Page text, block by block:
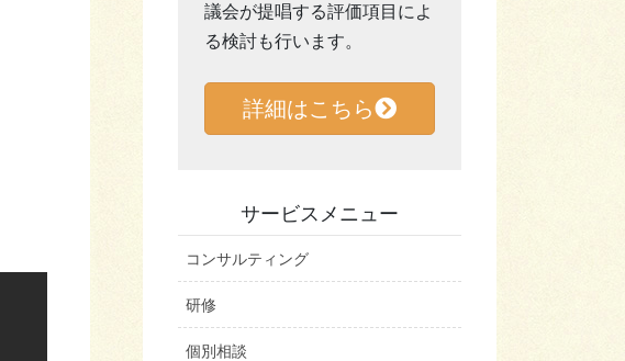
議会が提唱する評価項目によ
る検討も行います。
詳細はこちら
サービスメニュー
コンサルティング
研修
個別相談